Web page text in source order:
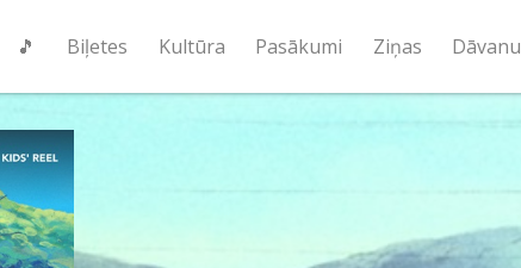
🎵 Biļetes Kultūra Pasākumi Ziņas